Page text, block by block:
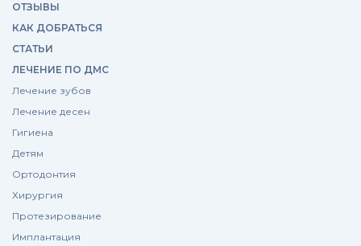
ОТЗЫВЫ
КАК ДОБРАТЬСЯ
СТАТЬИ
ЛЕЧЕНИЕ ПО ДМС
Лечение зубов
Лечение десен
Гигиена
Детям
Ортодонтия
Хирургия
Протезирование
Имплантация